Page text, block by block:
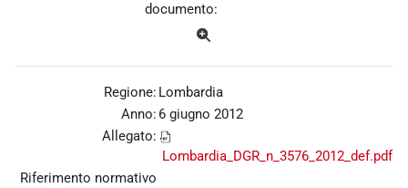
documento:
Regione: Lombardia
Anno: 6 giugno 2012
Allegato:
Lombardia_DGR_n_3576_2012_def.pdf
Riferimento normativo